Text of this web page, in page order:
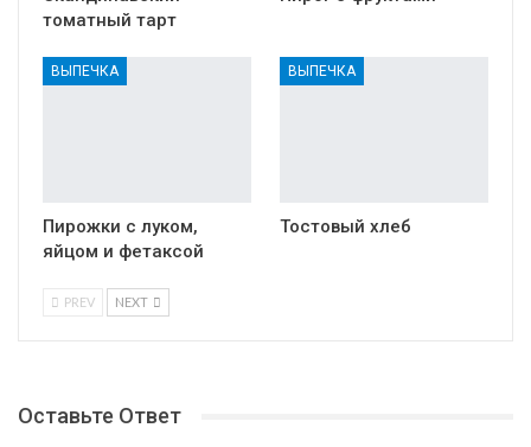
томатный тарт
ВЫПЕЧКА
Пирожки с луком,
яйцом и фетаксой
ВЫПЕЧКА
Тостовый хлеб
PREV NEXT
Оставьте Ответ